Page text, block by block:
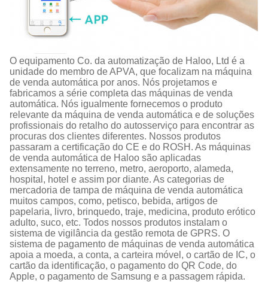
O equipamento Co. da automatização de Haloo, Ltd é a
unidade do membro de APVA, que focalizam na máquina
de venda automática por anos. Nós projetamos e
fabricamos a série completa das máquinas de venda
automática. Nós igualmente fornecemos o produto
relevante da máquina de venda automática e de soluções
profissionais do retalho do autosserviço para encontrar as
procuras dos clientes diferentes. Nossos produtos
passaram a certificação do CE e do ROSH. As máquinas
de venda automática de Haloo são aplicadas
extensamente no terreno, metro, aeroporto, alameda,
hospital, hotel e assim por diante. As categorias de
mercadoria de tampa de máquina de venda automática
muitos campos, como, petisco, bebida, artigos de
papelaria, livro, brinquedo, traje, medicina, produto erótico
adulto, suco, etc. Todos nossos produtos instalam o
sistema de vigilância da gestão remota de GPRS. O
sistema de pagamento de máquinas de venda automática
apoia a moeda, a conta, a carteira móvel, o cartão de IC, o
cartão da identificação, o pagamento do QR Code, do
Apple, o pagamento de Samsung e a passagem rápida.